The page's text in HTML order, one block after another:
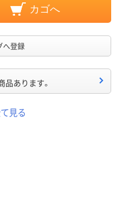
カゴへ
へ登録
品あります。
見る